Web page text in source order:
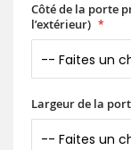
Côté de la porte
l’extérieur)
Largeur de la